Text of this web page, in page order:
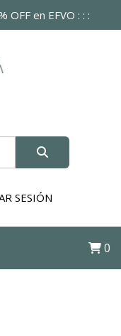
OFF en EFVO : : :
SESIÓN
0